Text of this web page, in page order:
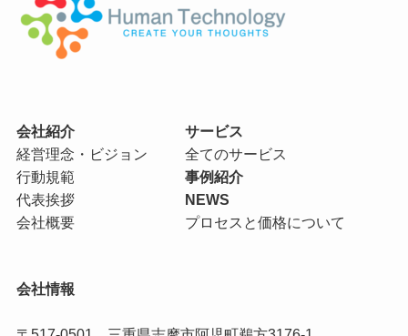
会社紹介
サービス
経営理念・ビジョン
全てのサービス
行動規範
事例紹介
代表挨拶
NEWS
会社概要
プロセスと価格について
会社情報